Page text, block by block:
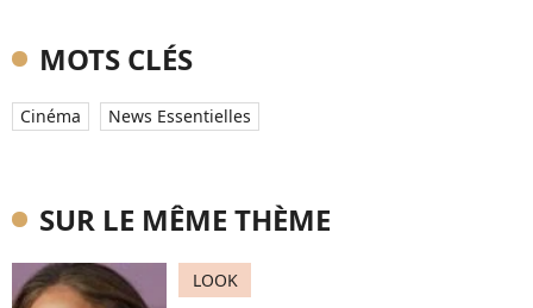
MOTS CLÉS
Cinéma News Essentielles
SUR LE MÊME THÈME
LOOK